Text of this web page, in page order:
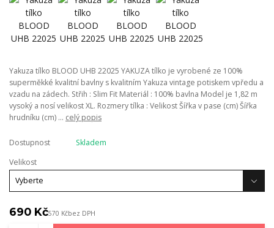
Yakuza tílko BLOOD UHB 22025 YAKUZA tílko je vyrobené ze 100%
superměkké kvalitní bavlny s kvalitním Yakuza vintage potiskem vpředu a
vzadu na zádech. Střih : Slim Fit Materiál : 100% bavlna Model je 1,82 m
vysoký a nosí velikost XL. Rozmery tílka : Velikost Šířka v pase (cm) Šířka
hrudníku (cm) ... celý popis
Dostupnost
Skladem
Velikost
690 Kč570 Kčbez DPH